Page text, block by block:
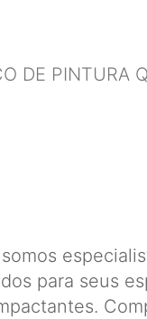
DE PINTURA
para seus